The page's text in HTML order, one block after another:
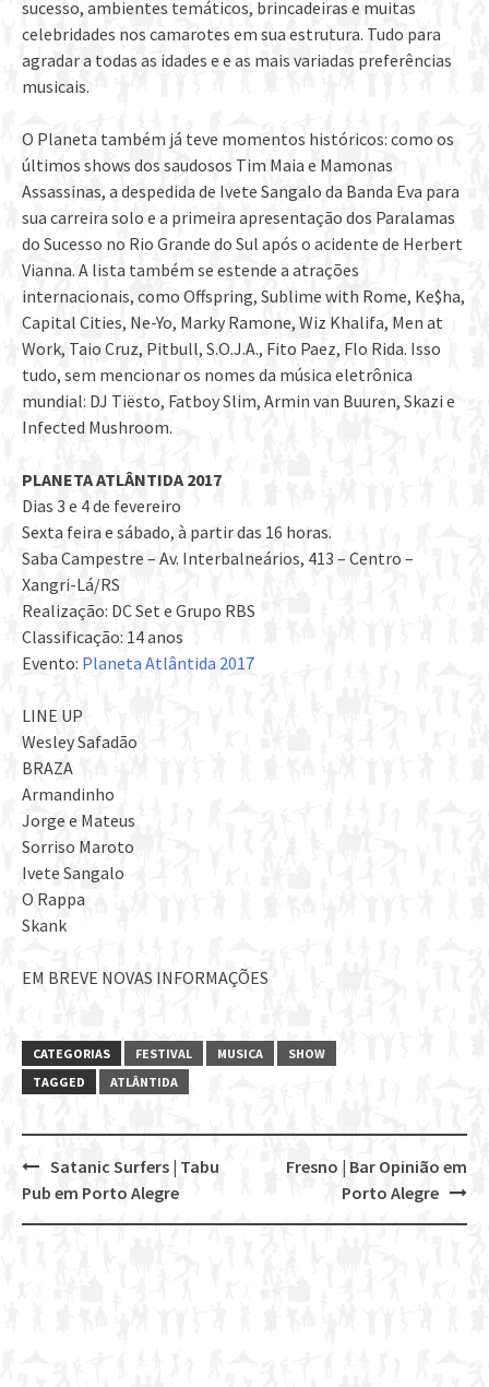
sucesso, ambientes temáticos, brincadeiras e muitas
celebridades nos camarotes em sua estrutura. Tudo para
agradar a todas as idades e e as mais variadas preferências
musicais.
O Planeta também já teve momentos históricos: como os
últimos shows dos saudosos Tim Maia e Mamonas
Assassinas, a despedida de Ivete Sangalo da Banda Eva para
sua carreira solo e a primeira apresentação dos Paralamas
do Sucesso no Rio Grande do Sul após o acidente de Herbert
Vianna. A lista também se estende a atrações
internacionais, como Offspring, Sublime with Rome, Ke$ha,
Capital Cities, Ne-Yo, Marky Ramone, Wiz Khalifa, Men at
Work, Taio Cruz, Pitbull, S.O.J.A., Fito Paez, Flo Rida. Isso
tudo, sem mencionar os nomes da música eletrônica
mundial: DJ Tiësto, Fatboy Slim, Armin van Buuren, Skazi e
Infected Mushroom.
PLANETA ATLÂNTIDA 2017
Dias 3 e 4 de fevereiro
Sexta feira e sábado, à partir das 16 horas.
Saba Campestre – Av. Interbalneários, 413 – Centro –
Xangri-Lá/RS
Realização: DC Set e Grupo RBS
Classificação: 14 anos
Evento: Planeta Atlântida 2017
LINE UP
Wesley Safadão
BRAZA
Armandinho
Jorge e Mateus
Sorriso Maroto
Ivete Sangalo
O Rappa
Skank
EM BREVE NOVAS INFORMAÇÕES
CATEGORIAS FESTIVAL MUSICA
SHOW
TAGGED
ATLÂNTIDA
Post
navigation
Fresno | Bar Opinião em
Porto Alegre
Satanic Surfers | Tabu
Pub em Porto Alegre